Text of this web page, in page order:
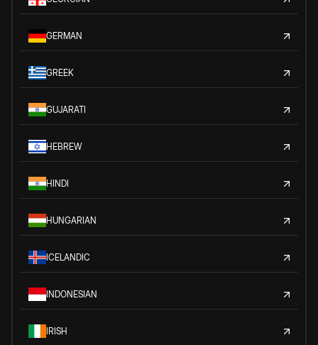
GERMAN
GREEK
GUJARATI
HEBREW
HINDI
HUNGARIAN
ICELANDIC
INDONESIAN
IRISH